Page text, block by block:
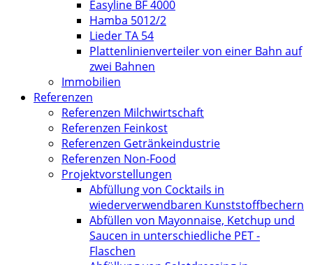
Easyline BF 4000
Hamba 5012/2
Lieder TA 54
Plattenlinienverteiler von einer Bahn auf
zwei Bahnen
Immobilien
Referenzen
Referenzen Milchwirtschaft
Referenzen Feinkost
Referenzen Getränkeindustrie
Referenzen Non-Food
Projektvorstellungen
Abfüllung von Cocktails in
wiederverwendbaren Kunststoffbechern
Abfüllen von Mayonnaise, Ketchup und
Saucen in unterschiedliche PET -
Flaschen